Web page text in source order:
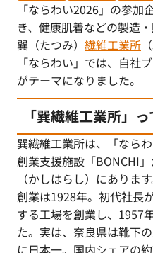
「ならわい2026」の参
き、健康肌着などの製造
巽（たつみ） 繊維工業所
「ならわい」では、自社
がテーマになりました。
「巽繊維工業所」
巽繊維工業所は、「なら
創業支援施設「BONCHI
（かしはらし）にあります
創業は1928年。初代社長
する工場を創業し、1957
た。実は、奈良県は靴下
に日本一。国内シェアの